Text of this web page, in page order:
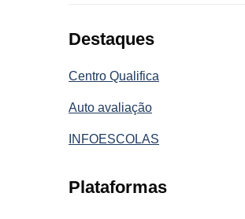
Destaques
Centro Qualifica
Auto avaliação
INFOESCOLAS
Plataformas